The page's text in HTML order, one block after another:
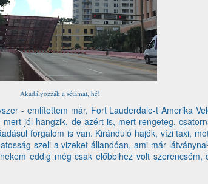
Akadályozzák a sétámat, hé!
- említettem már, Fort Lauderdale-t Amerika
jól hangzik, de azért is, mert rengeteg,
forgalom is van. Kiránduló hajók, vízi taxi,
szeli a vizeket állandóan, ami már
eddig még csak előbbihez volt szerencsém,